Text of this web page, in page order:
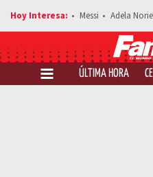
Messi Adela
ÚLTIMA HORA